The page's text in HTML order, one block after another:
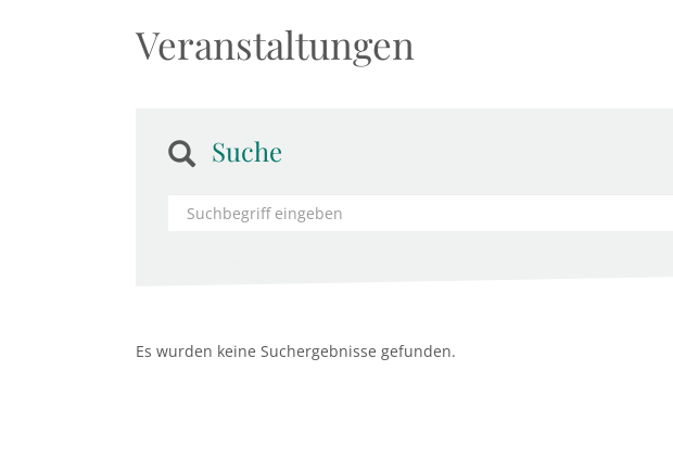
Veranstaltungen
Suche
Es wurden keine Suchergebnisse gefunden.